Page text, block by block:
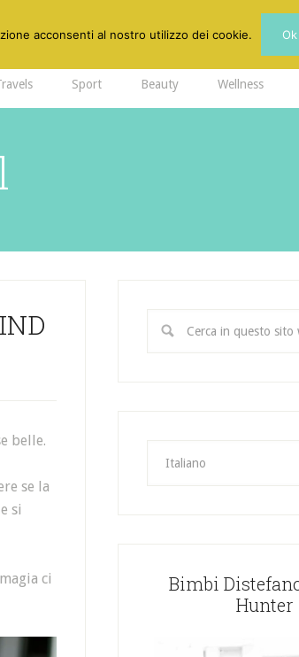
Sport Beauty Wellness
belle.
se la
si
ci
Bimbi
Hunter
acconsenti al nostro utilizzo dei cookie. Ok